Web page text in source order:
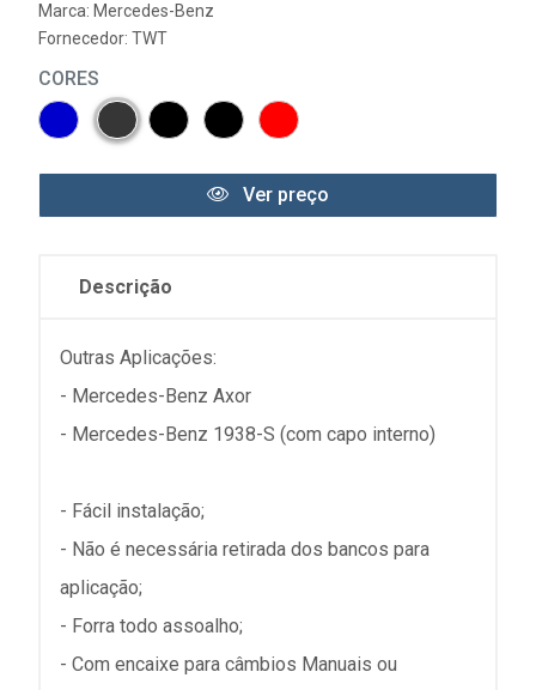
Marca: Mercedes-Benz
Fornecedor: TWT
CORES
Ver preço
Descrição
Outras Aplicações:
- Mercedes-Benz Axor
- Mercedes-Benz 1938-S (com capo interno)
- Fácil instalação;
- Não é necessária retirada dos bancos para
aplicação;
- Forra todo assoalho;
- Com encaixe para câmbios Manuais ou